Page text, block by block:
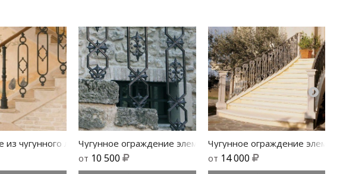
из чугунного литья элемент 549Чугунное ограждение элемент 534
от 10 500
Чугунное ограждение
от 14 000